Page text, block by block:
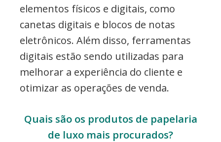
elementos físicos e digitais, como
canetas digitais e blocos de notas
eletrônicos. Além disso, ferramentas
digitais estão sendo utilizadas para
melhorar a experiência do cliente e
otimizar as operações de venda.
Quais são os produtos de papelaria
de luxo mais procurados?